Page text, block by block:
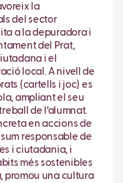
la
del sector
a la depuradora i
del Prat,
i el
local. A nivell de
(cartells i joc) es
ampliant el seu
de l’alumnat.
en accions de
responsable de
i ciutadania, i
més sostenibles
promou una cultura